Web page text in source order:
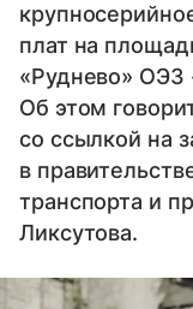
плат на
«Руднево» ОЭЗ
Об этом
со ссылкой на
в
транспорта и
Ликсутова.